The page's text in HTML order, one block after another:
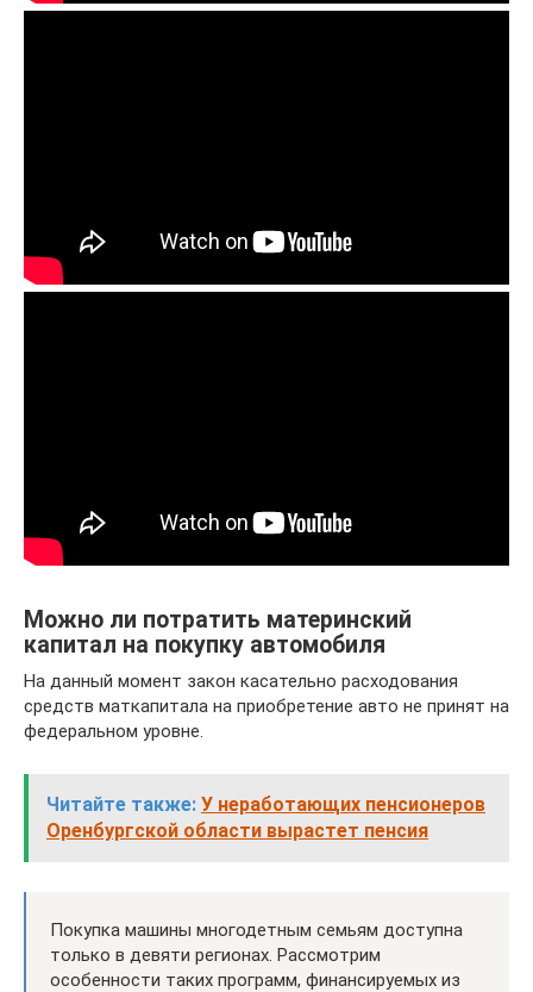
Можно ли потратить материнский
капитал на покупку автомобиля
На данный момент закон касательно расходования
средств маткапитала на приобретение авто не принят на
федеральном уровне.
Читайте также: У неработающих пенсионеров
Оренбургской области вырастет пенсия
Покупка машины многодетным семьям доступна
только в девяти регионах. Рассмотрим
особенности таких программ, финансируемых из